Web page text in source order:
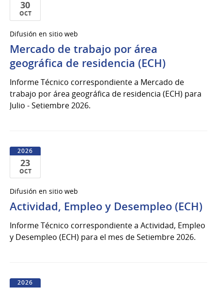
30
OCT
de
Oct
del
2026
Difusión en sitio web
Mercado de trabajo por área
geográfica de residencia (ECH)
Informe Técnico correspondiente a Mercado de
trabajo por área geográfica de residencia (ECH) para
Julio - Setiembre 2026.
2026
23
OCT
de
Oct
2026
Difusión en sitio web
Actividad, Empleo y Desempleo (ECH)
Informe Técnico correspondiente a Actividad, Empleo
y Desempleo (ECH) para el mes de Setiembre 2026.
2026